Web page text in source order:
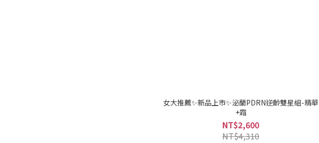
女大推薦✨新品上市✨泌蘭PDRN逆齡雙星組-精華
+霜
NT$2,600
NT$4,310